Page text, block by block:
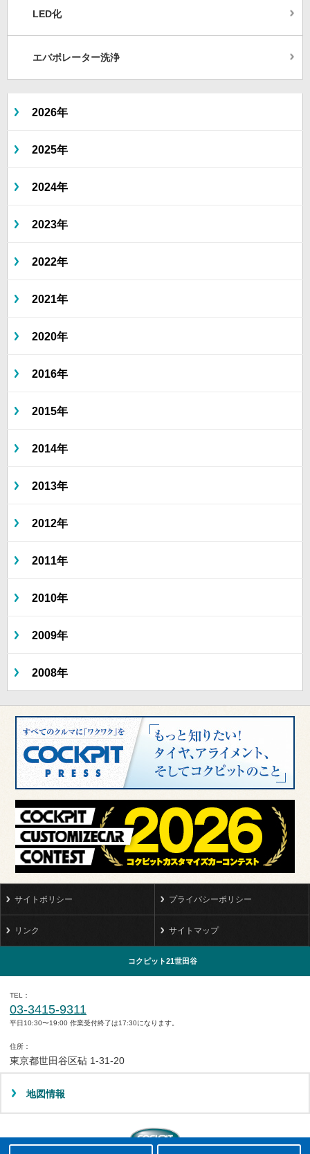
LED化
エバポレーター洗浄
2026年
2025年
2024年
2023年
2022年
2021年
2020年
2016年
2015年
2014年
2013年
2012年
2011年
2010年
2009年
2008年
サイトポリシー プライバシーポリシー
リンク サイトマップ
コクピット21世田谷
TEL
03-3415-9311
平日10:30〜19:00 作業受付終了は17:30になります。
住所
東京都世田谷区砧 1-31-20
地図情報